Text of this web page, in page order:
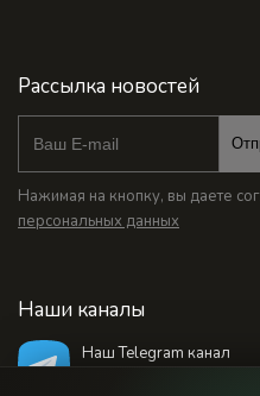
Рассылка новостей
Нажимая на кнопку, вы даете
персональных данных
Наши каналы
Наш Telegram канал